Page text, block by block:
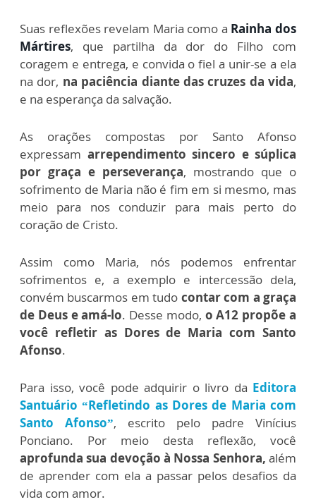
Suas reflexões revelam Maria como a Rainha dos
Mártires, que partilha da dor do Filho com
coragem e entrega, e convida o fiel a unir-se a ela
na dor, na paciência diante das cruzes da vida,
e na esperança da salvação.
As orações compostas por Santo Afonso
expressam arrependimento sincero e súplica
por graça e perseverança, mostrando que o
sofrimento de Maria não é fim em si mesmo, mas
meio para nos conduzir para mais perto do
coração de Cristo.
Assim como Maria, nós podemos enfrentar
sofrimentos e, a exemplo e intercessão dela,
convém buscarmos em tudo contar com a graça
de Deus e amá-lo. Desse modo, o A12 propõe a
você refletir as Dores de Maria com Santo
Afonso.
Para isso, você pode adquirir o livro da Editora
Santuário “Refletindo as Dores de Maria com
Santo Afonso”, escrito pelo padre Vinícius
Ponciano. Por meio desta reflexão, você
aprofunda sua devoção à Nossa Senhora, além
de aprender com ela a passar pelos desafios da
vida com amor.